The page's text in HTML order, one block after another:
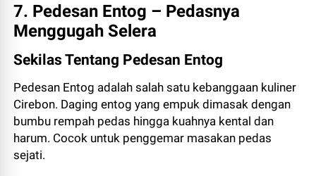
7. Pedesan Entog – Pedasnya
Menggugah Selera
Sekilas Tentang Pedesan Entog
Pedesan Entog adalah salah satu kebanggaan kuliner
Cirebon. Daging entog yang empuk dimasak dengan
bumbu rempah pedas hingga kuahnya kental dan
harum. Cocok untuk penggemar masakan pedas
sejati.